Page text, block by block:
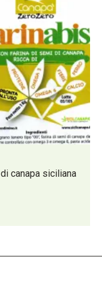
canapa siciliana